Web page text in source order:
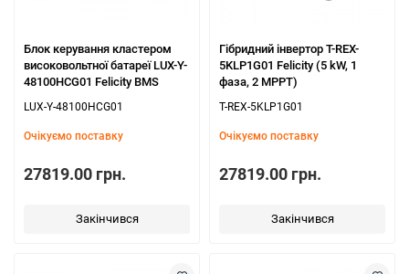
Блок керування кластером
високовольтної батареї LUX-Y-
48100HCG01 Felicity BMS
LUX-Y-48100HCG01
Очікуємо поставку
27819.00 грн.
Закінчився
Гібридний інвертор T-REX-
5KLP1G01 Felicity (5 kW, 1
фаза, 2 MPPT)
T-REX-5KLP1G01
Очікуємо поставку
27819.00 грн.
Закінчився